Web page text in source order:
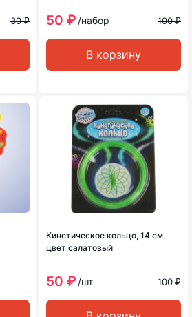
30 ₽ 50 ₽ /набор 100 ₽
В корзину
Кинетическое кольцо, 14 см,
цвет салатовый
50 ₽ /шт 100 ₽